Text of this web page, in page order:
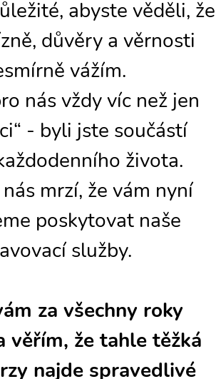
abyste věděli, že
důvěry a věrnosti
vážím.
nás vždy víc než jen
- byli jste součástí
života.
mrzí, že vám nyní
poskytovat naše
služby.
za všechny roky
věřím, že tahle těžká
najde spravedlivé